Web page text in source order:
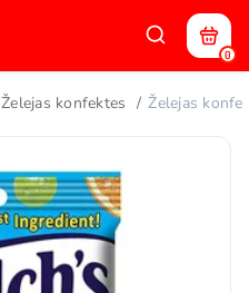
0
Želejas konfektes Želejas